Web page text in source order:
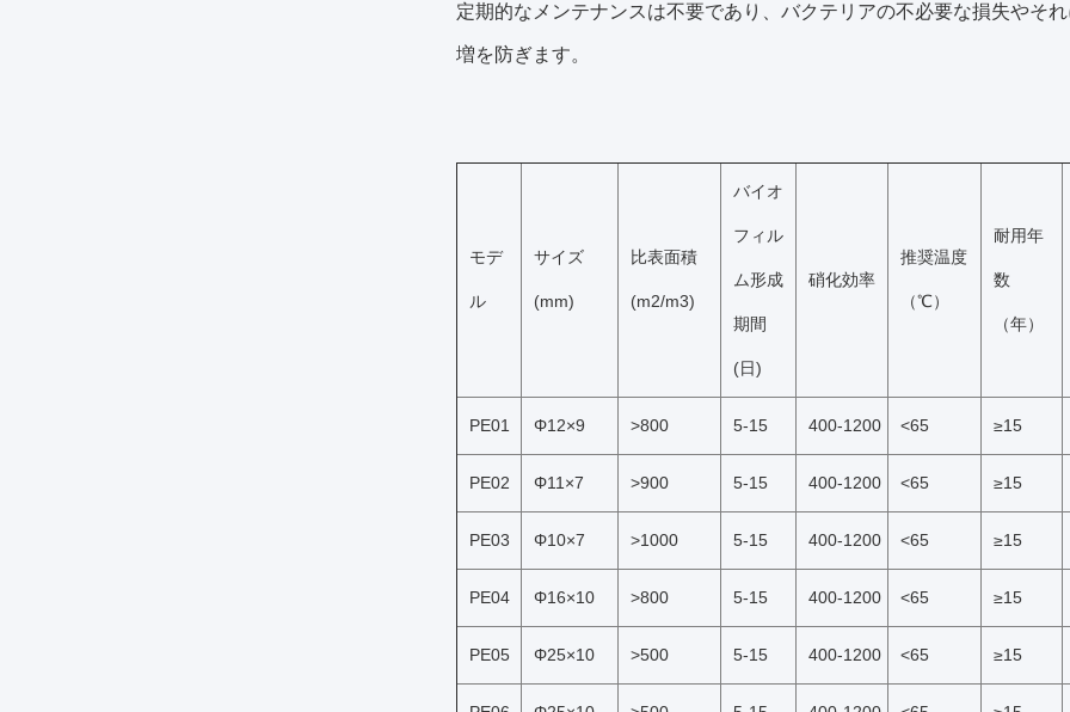
定期的なメンテナンスは不要であり、バクテリアの不必要な損失やそ
増を防ぎます。
モデ
ル
サイズ
(mm)
比表面積
(m2/m3)
バイオ
フィル
ム形成
期間
(日)
硝化効率
推奨温度
（℃）
耐用年
数
（年）
PE01 Φ12×9 >800 5-15 400-1200 <65 ≥15
PE02 Φ11×7 >900 5-15 400-1200 <65 ≥15
PE03 Φ10×7 >1000 5-15 400-1200 <65 ≥15
PE04 Φ16×10 >800 5-15 400-1200 <65 ≥15
PE05 Φ25×10 >500 5-15 400-1200 <65 ≥15